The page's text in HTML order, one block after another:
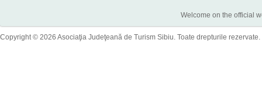
Welcome on the official
Copyright © 2026 Asociaţia Judeţeană de Turism Sibiu. Toate drepturile rezervate.